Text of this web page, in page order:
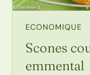
ECONOMIQUE
Scones
emmental